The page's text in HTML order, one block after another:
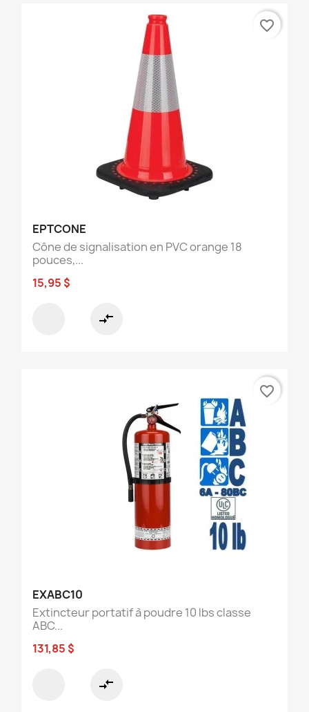
EPTCONE
Cône de signalisation en PVC orange 18
pouces,...
15,95 $
compare_arrows
favorite_border
EXABC10
Extincteur portatif à poudre 10 lbs classe
ABC...
131,85 $
compare_arrows
favorite_border